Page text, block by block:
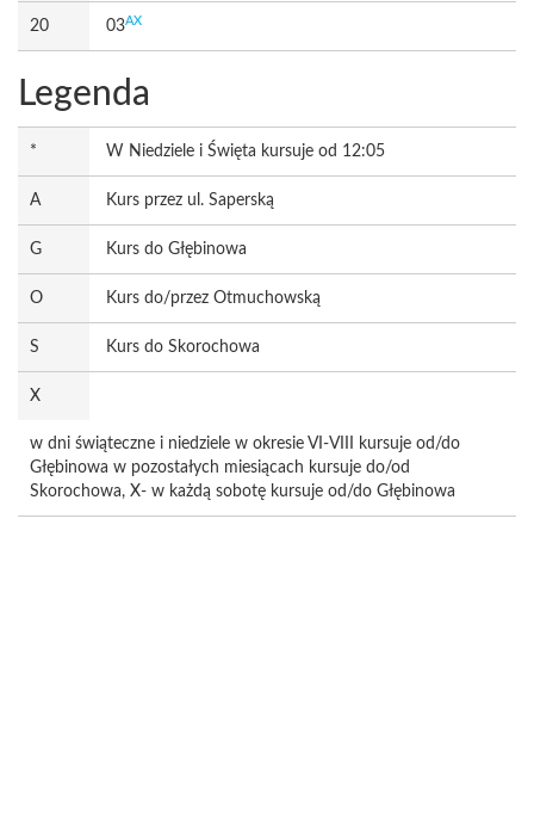
20 03AX
Legenda
* W Niedziele i Święta kursuje od 12:05
A Kurs przez ul. Saperską
G Kurs do Głębinowa
O Kurs do/przez Otmuchowską
S Kurs do Skorochowa
X
w dni świąteczne i niedziele w okresie VI-VIII kursuje od/do
Głębinowa w pozostałych miesiącach kursuje do/od
Skorochowa, X- w każdą sobotę kursuje od/do Głębinowa